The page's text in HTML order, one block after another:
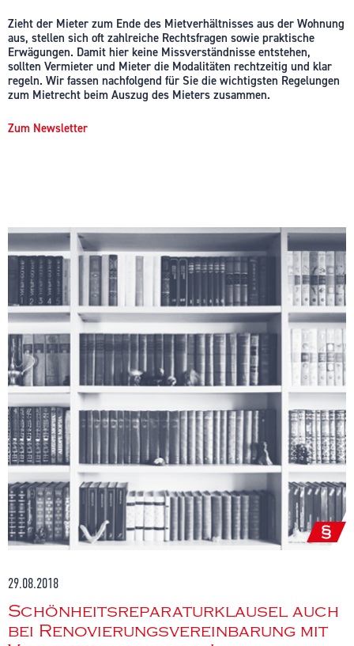
Zieht der Mieter zum Ende des Mietverhältnisses aus der Wohnung
aus, stellen sich oft zahlreiche Rechtsfragen sowie praktische
Erwägungen. Damit hier keine Missverständnisse entstehen,
sollten Vermieter und Mieter die Modalitäten rechtzeitig und klar
regeln. Wir fassen nachfolgend für Sie die wichtigsten Regelungen
zum Mietrecht beim Auszug des Mieters zusammen.
Zum Newsletter
29.08.2018
Schönheitsreparaturklausel auch
bei Renovierungsvereinbarung mit